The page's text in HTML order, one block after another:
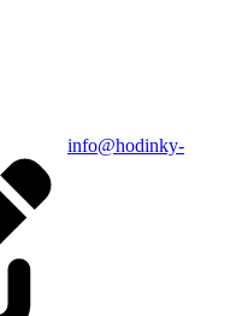
info@hodinky-